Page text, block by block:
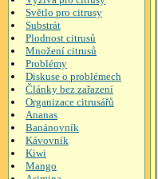
Světlo pro citrusy
Substrát
Plodnost citrusů
Množení citrusů
Problémy
Diskuse o problémech
Články bez zařazení
Organizace citrusářů
Ananas
Banánovník
Kávovník
Kiwi
Mango